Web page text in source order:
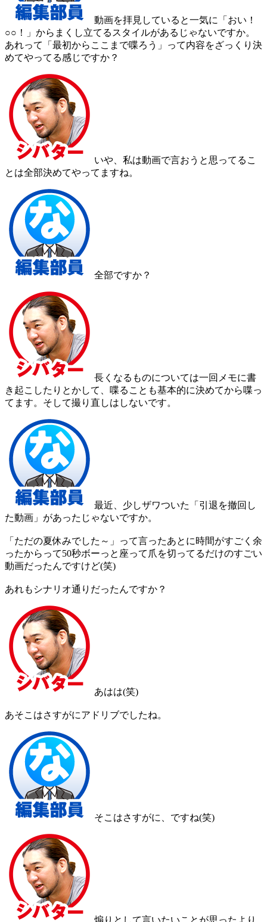
動画を拝見していると一気に「おい！
○○！」からまくし立てるスタイルがあるじゃないですか。
あれって「最初からここまで喋ろう」って内容をざっくり決
めてやってる感じですか？
いや、私は動画で言おうと思ってるこ
とは全部決めてやってますね。
全部ですか？
長くなるものについては一回メモに書
き起こしたりとかして、喋ることも基本的に決めてから喋っ
てます。そして撮り直しはしないです。
最近、少しザワついた「引退を撤回し
た動画」があったじゃないですか。
「ただの夏休みでした～」って言ったあとに時間がすごく余
ったからって50秒ボーっと座って爪を切ってるだけのすごい
動画だったんですけど(笑)
あれもシナリオ通りだったんですか？
あはは(笑)
あそこはさすがにアドリブでしたね。
そこはさすがに、ですね(笑)
煽りとして言いたいことが思ったより